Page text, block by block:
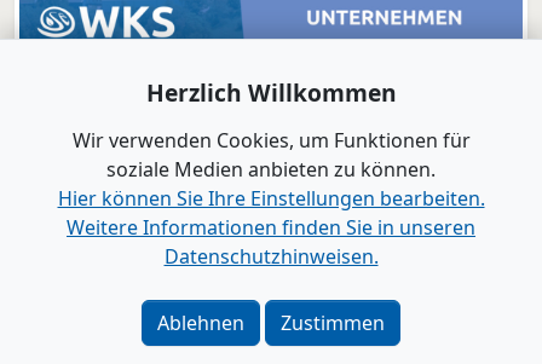
Herzlich Willkommen
Wir verwenden Cookies, um Funktionen für
soziale Medien anbieten zu können.
Hier können Sie Ihre Einstellungen bearbeiten.
Weitere Informationen finden Sie in unseren
Datenschutzhinweisen.
Ablehnen Zustimmen